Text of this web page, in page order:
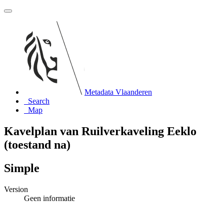
Metadata Vlaanderen
Search
Map
Kavelplan van Ruilverkaveling Eeklo
(toestand na)
Simple
Version
Geen informatie